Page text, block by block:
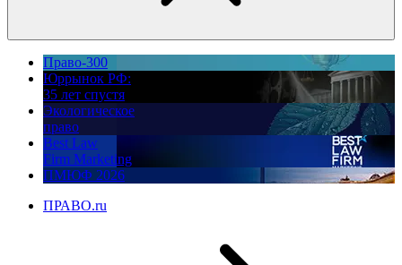
Право-300
Юррынок РФ:
35 лет спустя
Экологическое
право
Best Law
Firm Marketing
ПМЮФ 2026
ПРАВО.ru